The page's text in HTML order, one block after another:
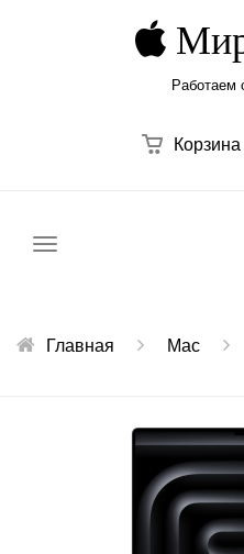
Работаем
Корзина
Главная Mac